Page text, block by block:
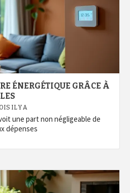
ÉNERGÉTIQUE GRÂCE À
IL Y A
une part non négligeable de
dépenses